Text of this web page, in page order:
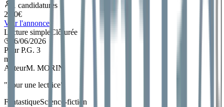
candidatures
2.50€
Voir l'annonce
Lecture simple Clôturée
26/06/2026
Pour P.G. 3
m
AuteurM. MORIN
"Pour une lectrice"
FantastiqueScience-fiction